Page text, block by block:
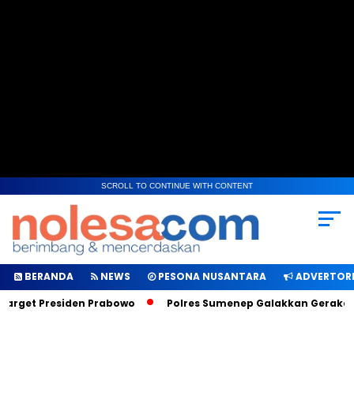
SCROLL TO CONTINUE WITH CONTENT
BERANDA NEWS PESONA NUSANTARA
Presiden Prabowo
Polres Sumenep Galakkan